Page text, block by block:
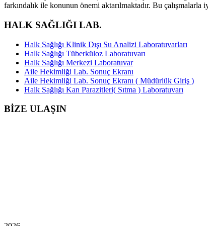
farkındalık ile konunun önemi aktarılmaktadır. Bu
HALK SAĞLIĞI LAB.
Halk Sağlığı Klinik Dışı Su Analizi Laboratuvarları
Halk Sağlığı Tüberküloz Laboratuvarı
Halk Sağlığı Merkezi Laboratuvar
Aile Hekimliği Lab. Sonuç Ekranı
Aile Hekimliği Lab. Sonuç Ekranı ( Müdürlük Giriş )
Halk Sağlığı Kan Parazitleri( Sıtma ) Laboratuvarı
BİZE ULAŞIN